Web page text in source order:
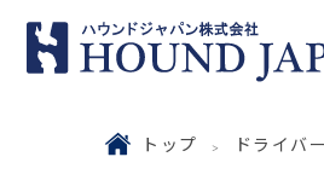
トップ ドライバ